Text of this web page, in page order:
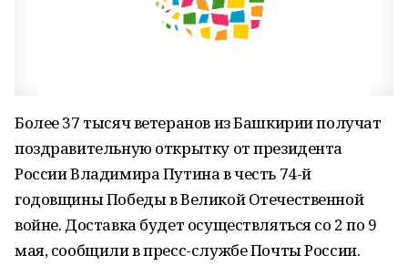
Более 37 тысяч ветеранов из Башкирии получат
поздравительную открытку от президента
России Владимира Путина в честь 74-й
годовщины Победы в Великой Отечественной
войне. Доставка будет осуществляться со 2 по 9
мая, сообщили в пресс-службе Почты России.